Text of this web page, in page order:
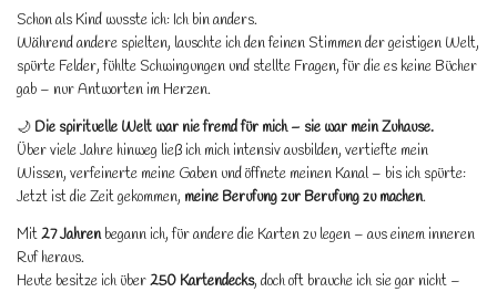
Schon als Kind wusste ich: Ich bin anders.
Während andere spielten, lauschte ich den feinen Stimmen der geistigen Welt,
spürte Felder, fühlte Schwingungen und stellte Fragen, für die es keine Bücher
gab – nur Antworten im Herzen.
🌙 Die spirituelle Welt war nie fremd für mich – sie war mein Zuhause.
Über viele Jahre hinweg ließ ich mich intensiv ausbilden, vertiefte mein
Wissen, verfeinerte meine Gaben und öffnete meinen Kanal – bis ich spürte:
Jetzt ist die Zeit gekommen, meine Berufung zur Berufung zu machen.
Mit27 Jahrenbegann ich, für andere die Karten zu legen – aus einem inneren
Ruf heraus.
Heute besitze ich über250 Kartendecks, doch oft brauche ich sie gar nicht –